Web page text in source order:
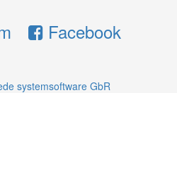
Facebook
systemsoftware GbR